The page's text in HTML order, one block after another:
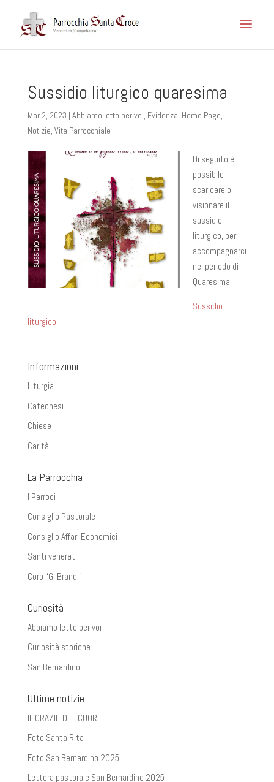
Sussidio liturgico quaresima
Mar 2, 2023 | Abbiamo letto per voi, Evidenza, Home Page,
Notizie, Vita Parrocchiale
Di seguito è
possibile
scaricare o
visionare il
sussidio
liturgico, per
accompagnarci
nel periodo di
Quaresima.
Sussidio
liturgico
Informazioni
Liturgia
Catechesi
Chiese
Carità
La Parrocchia
I Parroci
Consiglio Pastorale
Consiglio Affari Economici
Santi venerati
Coro “G. Brandi”
Curiosità
Abbiamo letto per voi
Curiosità storiche
San Bernardino
Ultime notizie
IL GRAZIE DEL CUORE
Foto Santa Rita
Foto San Bernardino 2025
Lettera pastorale San Bernardino 2025